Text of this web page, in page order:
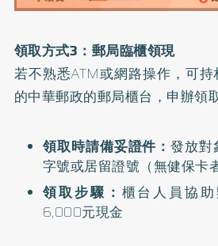
領取方式3：郵局臨櫃領現
若不熟悉ATM或網路操作，可
的中華郵政的郵局櫃台，申辦領
領取時請備妥證件：發放對
字號或居留證號（無健保卡者
領取步驟： 櫃台人員協
6,000元現金